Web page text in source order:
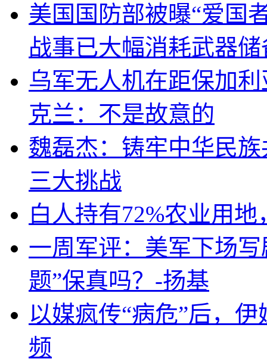
美国国防部被曝“爱国
战事已大幅消耗武器储
乌军无人机在距保加
克兰：不是故意的
魏磊杰：铸牢中华民
三大挑战
白人持有72%农业用
一周军评：美军下场
题”保真吗？-扬基
以媒疯传“病危”后，
频